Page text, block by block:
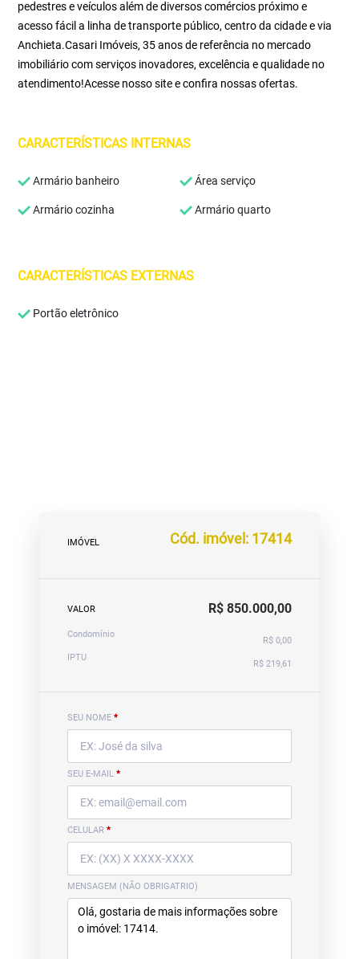
pedestres e veículos além de diversos comércios próximo e
acesso fácil a linha de transporte público, centro da cidade e via
Anchieta.Casari Imóveis, 35 anos de referência no mercado
imobiliário com serviços inovadores, excelência e qualidade no
atendimento!Acesse nosso site e confira nossas ofertas.
CARACTERÍSTICAS INTERNAS
Armário banheiro Área serviço
Armário cozinha Armário quarto
CARACTERÍSTICAS EXTERNAS
Portão eletrônico
IMÓVEL Cód. imóvel: 17414
VALOR R$ 850.000,00
Condomínio
R$ 0,00
IPTU
R$ 219,61
SEU NOME *
SEU E-MAIL *
CELULAR *
MENSAGEM (NÃO OBRIGATRIO)